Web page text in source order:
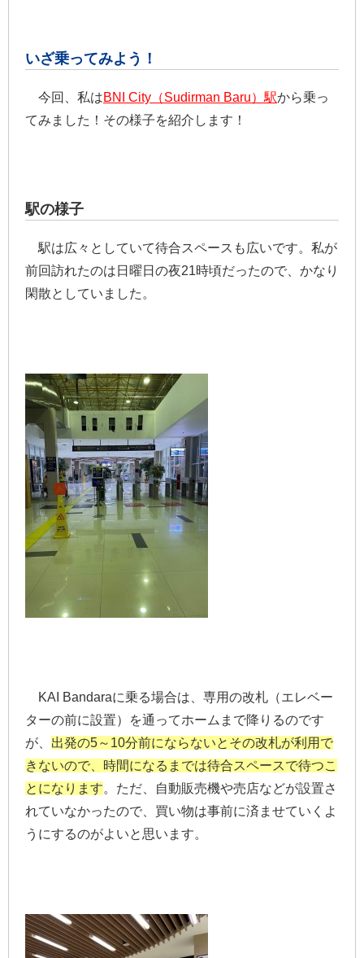
いざ乗ってみよう！
今回、私はBNI City（Sudirman Baru）駅から乗っ
てみました！その様子を紹介します！
駅の様子
駅は広々としていて待合スペースも広いです。私が
前回訪れたのは日曜日の夜21時頃だったので、かなり
閑散としていました。
KAI Bandaraに乗る場合は、専用の改札（エレベー
ターの前に設置）を通ってホームまで降りるのです
が、 出発の5～10分前にならないとその改札が利用で
きないので、時間になるまでは待合スペースで待つこ
とになります。ただ、自動販売機や売店などが設置さ
れていなかったので、買い物は事前に済ませていくよ
うにするのがよいと思います。